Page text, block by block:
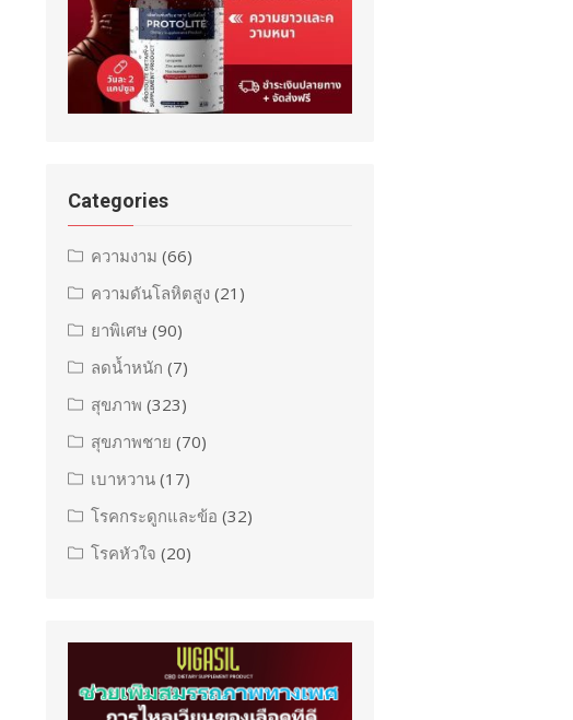
Categories
ความงาม (66)
ความดันโลหิตสูง (21)
ยาพิเศษ (90)
ลดน้ำหนัก (7)
สุขภาพ (323)
สุขภาพชาย (70)
เบาหวาน (17)
โรคกระดูกและข้อ (32)
โรคหัวใจ (20)